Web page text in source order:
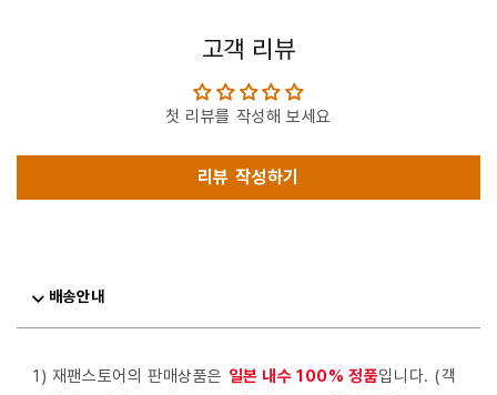
고객 리뷰
첫 리뷰를 작성해 보세요
리뷰 작성하기
배송안내
1) 재팬스토어의 판매상품은 일본 내수 100% 정품입니다. (객